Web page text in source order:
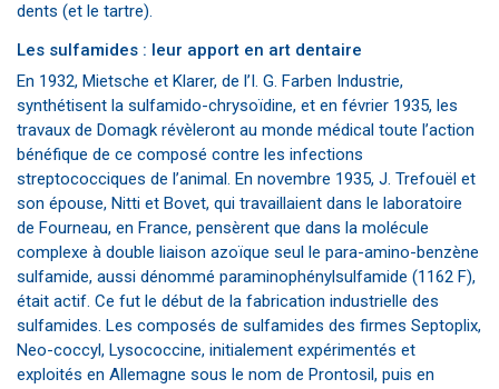
dents (et le tartre).
Les sulfamides : leur apport en art dentaire
En 1932, Mietsche et Klarer, de l’I. G. Farben Industrie,
synthétisent la sulfamido-chrysoïdine, et en février 1935, les
travaux de Domagk révèleront au monde médical toute l’action
bénéfique de ce composé contre les infections
streptococciques de l’animal. En novembre 1935, J. Trefouël et
son épouse, Nitti et Bovet, qui travaillaient dans le laboratoire
de Fourneau, en France, pensèrent que dans la molécule
complexe à double liaison azoïque seul le para-amino-benzène
sulfamide, aussi dénommé paraminophénylsulfamide (1162 F),
était actif. Ce fut le début de la fabrication industrielle des
sulfamides. Les composés de sulfamides des firmes Septoplix,
Neo-coccyl, Lysococcine, initialement expérimentés et
exploités en Allemagne sous le nom de Prontosil, puis en